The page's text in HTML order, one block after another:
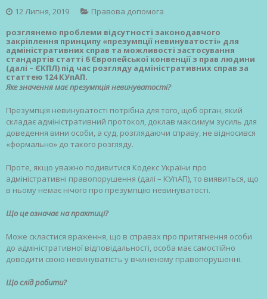
12 Липня, 2019
Правова допомога
розглянемо проблеми відсутності законодавчого
закріплення принципу «презумпції невинуватості» для
адміністративних справ та можливості застосування
стандартів статті 6 Європейської конвенції з прав людини
(далі – ЄКПЛ) під час розгляду адміністративних справ за
статтею 124 КУпАП.
Яке значення має презумпція невинуватості?
Презумпція невинуватості потрібна для того, щоб орган, який
складає адміністративний протокол, доклав максимум зусиль для
доведення вини особи, а суд, розглядаючи справу, не відносився
«формально» до такого розгляду.
Проте, якщо уважно подивитися Кодекс України про
адміністративні правопорушення (далі – КУпАП), то виявиться, що
в ньому немає нічого про презумпцію невинуватості.
Що це означає на практиці?
Може скластися враження, що в справах про притягнення особи
до адміністративної відповідальності, особа має самостійно
доводити свою невинуватість у вчиненому правопорушенні.
Що слід робити?